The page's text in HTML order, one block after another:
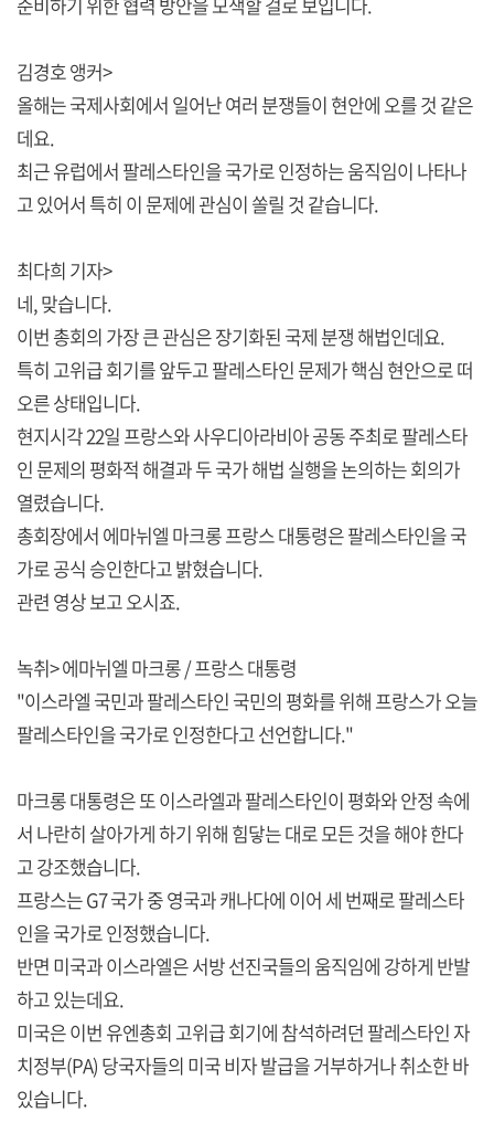
김경호 앵커>
올해는 국제사회에서 일어난 여러 분쟁들이 현안에 오를 것 같은
데요.
최근 유럽에서 팔레스타인을 국가로 인정하는 움직임이 나타나
고 있어서 특히 이 문제에 관심이 쏠릴 것 같습니다.
최다희 기자>
네, 맞습니다.
이번 총회의 가장 큰 관심은 장기화된 국제 분쟁 해법인데요.
특히 고위급 회기를 앞두고 팔레스타인 문제가 핵심 현안으로 떠
오른 상태입니다.
현지시각 22일 프랑스와 사우디아라비아 공동 주최로 팔레스타
인 문제의 평화적 해결과 두 국가 해법 실행을 논의하는 회의가
열렸습니다.
총회장에서 에마뉘엘 마크롱 프랑스 대통령은 팔레스타인을 국
가로 공식 승인한다고 밝혔습니다.
관련 영상 보고 오시죠.
녹취> 에마뉘엘 마크롱 / 프랑스 대통령
"이스라엘 국민과 팔레스타인 국민의 평화를 위해 프랑스가 오늘
팔레스타인을 국가로 인정한다고 선언합니다."
마크롱 대통령은 또 이스라엘과 팔레스타인이 평화와 안정 속에
서 나란히 살아가게 하기 위해 힘닿는 대로 모든 것을 해야 한다
고 강조했습니다.
프랑스는 G7 국가 중 영국과 캐나다에 이어 세 번째로 팔레스타
인을 국가로 인정했습니다.
반면 미국과 이스라엘은 서방 선진국들의 움직임에 강하게 반발
하고 있는데요.
미국은 이번 유엔총회 고위급 회기에 참석하려던 팔레스타인 자
치정부(PA) 당국자들의 미국 비자 발급을 거부하거나 취소한 바
있습니다.